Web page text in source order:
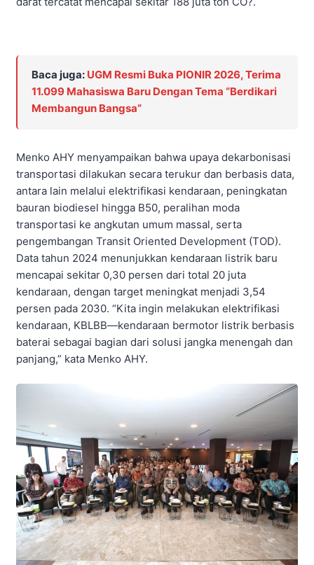
Baca juga: UGM Resmi Buka PIONIR 2026, Terima
11.099 Mahasiswa Baru Dengan Tema “Berdikari
Membangun Bangsa”
Menko AHY menyampaikan bahwa upaya dekarbonisasi
transportasi dilakukan secara terukur dan berbasis data,
antara lain melalui elektrifikasi kendaraan, peningkatan
bauran biodiesel hingga B50, peralihan moda
transportasi ke angkutan umum massal, serta
pengembangan Transit Oriented Development (TOD).
Data tahun 2024 menunjukkan kendaraan listrik baru
mencapai sekitar 0,30 persen dari total 20 juta
kendaraan, dengan target meningkat menjadi 3,54
persen pada 2030. “Kita ingin melakukan elektrifikasi
kendaraan, KBLBB—kendaraan bermotor listrik berbasis
baterai sebagai bagian dari solusi jangka menengah dan
panjang,” kata Menko AHY.